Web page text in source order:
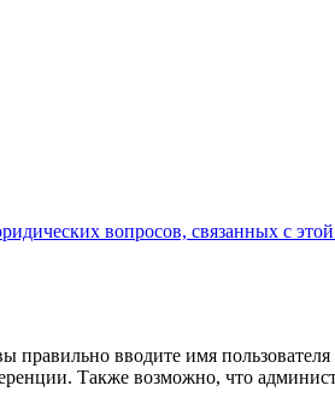
вопросов, связанных с
вводите имя
Также возможно, что